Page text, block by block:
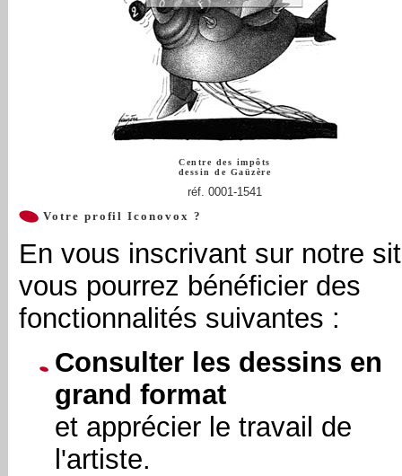
Centre des impôts
dessin de Gaüzère
réf. 0001-1541
Votre profil Iconovox ?
En vous inscrivant sur notre
vous pourrez bénéficier des
fonctionnalités suivantes :
Consulter les dessins en
grand format
et apprécier le travail de
l'artiste.